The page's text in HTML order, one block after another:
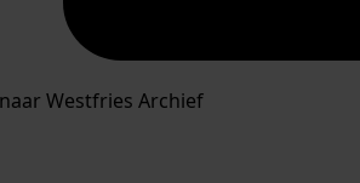
Westfries Archief